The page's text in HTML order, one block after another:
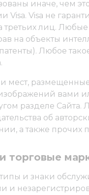
иначе, чем
Visa не
третьих лиц.
на объекты
Любое
размещенные
вами
разделе Сайта.
об
а также
торговые
и знаки
и